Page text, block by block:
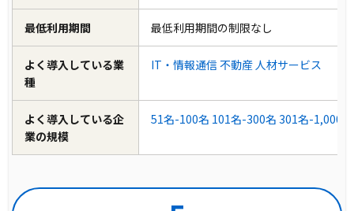
最低利用期間 最低利用期間の制限なし
よく導入している業
種
IT・情報通信 不動産人材サービス
よく導入している企
業の規模
51名-100名 101名-300名 301名-1,000名